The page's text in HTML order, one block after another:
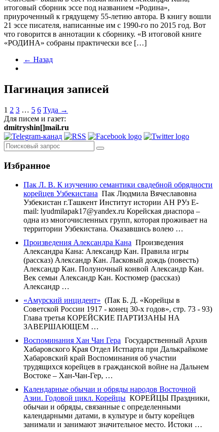
итоговый сборник эссе под названием «Родина»,
приуроченный к грядущему 55-летию автора. В книгу вошли
21 эссе писателя, написанные им с 1990-го по 2015 год. Вот
что говорится в аннотации к сборнику. «В итоговой книге
«РОДИНА» собраны практически все […]
← Назад
Пагинация записей
1 2 3 … 5 6 Туда →
Для писем и газет:
dmitryshin[]mail.ru
Избранное
Пак Л. В. К изучению семантики свадебной обрядности
корейцев Узбекистана Пак Людмила Вячеславовна
Узбекистан г.Ташкент Институт истории АН РУз E-
mail: lyudmilapak17@yandex.ru Корейская диаспора –
одна из многочисленных групп, которая проживает на
территории Узбекистана. Оказавшись волею …
Произведения Александра Кана Произведения
Александра Кана: Александр Кан. Правила игры
(рассказ) Александр Кан. Ласковый дождь (повесть)
Александр Кан. Полуночный конвой Александр Кан.
Век семьи Александр Кан. Костюмер (рассказ)
Александр …
«Амурский инцидент» (Пак Б. Д. «Корейцы в
Советской России 1917 - конец 30-х годов», стр. 73 - 93)
Глава третья КОРЕЙСКИЕ ПАРТИЗАНЫ НА
ЗАВЕРШАЮЩЕМ …
Воспоминания Хан Чан Гера Государственный Архив
Хабаровского Края Отдел Истпарта при Далькрайкоме
Хабаровский край Воспоминания об участии
трудящихся корейцев в гражданской войне на Дальнем
Востоке – Хан-Чан-Гер, …
Календарные обычаи и обряды народов Восточной
Азии. Годовой цикл. Корейцы КОРЕЙЦЫ Праздники,
обычаи и обряды, связанные с определенными
календарными датами, в культуре и быту корейцев
занимали и занимают значительное место. Истоки …